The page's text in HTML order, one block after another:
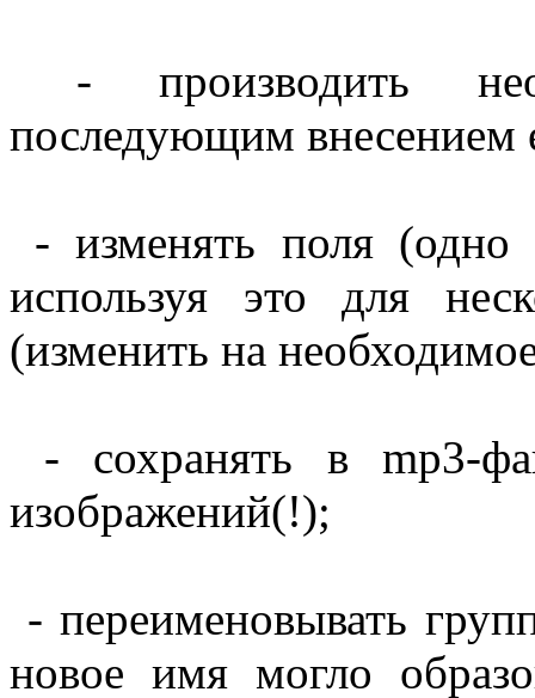
- производить
последующим внесением
- изменять поля (одно
используя это для
(изменить на
- сохранять в mp3-
изображений(!);
- переименовывать
новое имя могло